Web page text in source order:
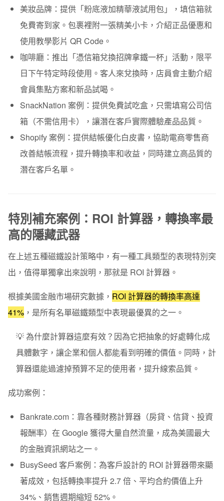
美妝品牌： 提供「粉底液加精華液試用包」，填信箱就
免費寄到家。包裹裡附一張精美小卡，介紹正品優惠和
使用教學影片 QR Code。
咖啡廳： 推出「憑信箱兌換招牌拿鐵一杯」活動，限平
日下午特定時段使用。客人來兌換時，店員會主動介紹
會員集點方案和新品試喝。
SnackNation 案例： 提供免費試吃盒，只需填寫公司信
箱（不需信用卡），讓潛在客戶實際體驗產品品質。
Shopify 案例： 提供結帳優化白皮書，協助電商零售商
改善結帳流程，提升轉換率和收益，同時建立高品質的
潛在客戶名單。
特別補充案例：ROI 計算器，轉換率最
高的隱藏武器
在上述五種磁鐵設計策略中，有一種工具類型的表現特別突
出，值得單獨拿出來說明，那就是 ROI 計算器 。
根據美國金融市場研究數據， ROI 計算器的轉換率高達
41% ，是所有名單磁鐵類型中表現最優異的之一。
💡 為什麼計算器這麼有效？ 因為它把抽象的好處轉化成
具體數字，讓企業和個人都能看到明確的價值。同時，計
算器還能過濾掉預算不足的使用者，提升線索品質。
成功案例：
Bankrate.com： 靠各種財務計算器（房貸、信貸、投資
報酬率）在 Google 獲得大量自然流量，成為美國最大
的金融資訊網站之一。
BusySeed 客戶案例： 為客戶設計的 ROI 計算器帶來顯
著成效，包括轉換率提升 2.7 倍、平均合約價值上升
34%、銷售週期縮短 52%。